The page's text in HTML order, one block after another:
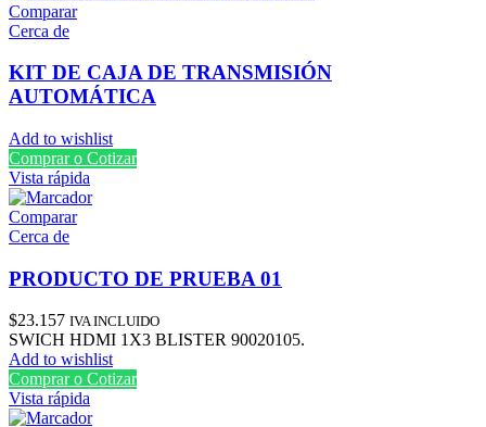
Comparar
Cerca de
KIT DE CAJA DE TRANSMISIÓN
AUTOMÁTICA
Add to wishlist
Comprar o Cotizar
Vista rápida
Comparar
Cerca de
PRODUCTO DE PRUEBA 01
$23.157 IVA INCLUIDO
SWICH HDMI 1X3 BLISTER 90020105.
Add to wishlist
Comprar o Cotizar
Vista rápida